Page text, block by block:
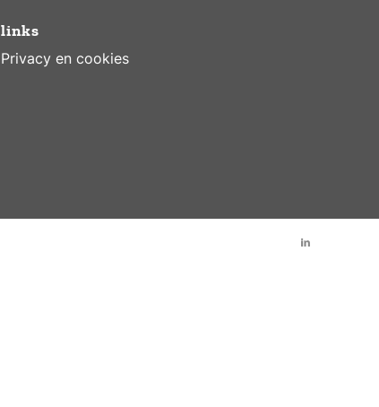
links
Privacy en cookies